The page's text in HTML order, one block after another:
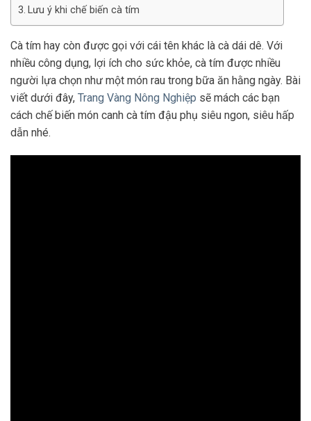
Lưu ý khi chế biến cà tím
Cà tím hay còn được gọi với cái tên khác là cà dái dê. Với
nhiều công dụng, lợi ích cho sức khỏe, cà tím được nhiều
người lựa chọn như một món rau trong bữa ăn hằng ngày. Bài
viết dưới đây, Trang Vàng Nông Nghiệp sẽ mách các bạn
cách chế biến món canh cà tím đậu phụ siêu ngon, siêu hấp
dẫn nhé.